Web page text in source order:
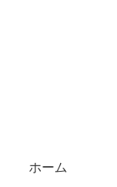
ホーム